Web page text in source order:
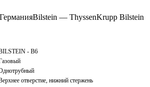
Bilstein — ThyssenKrupp Bilstein
- B6
отверстие, нижний стержень